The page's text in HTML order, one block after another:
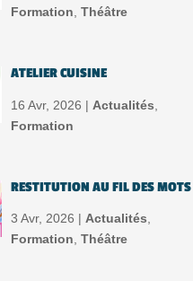
Formation, Théâtre
ATELIER CUISINE
16 Avr, 2026 | Actualités
Formation
RESTITUTION AU FIL DES MOTS
3 Avr, 2026 | Actualités,
Formation, Théâtre